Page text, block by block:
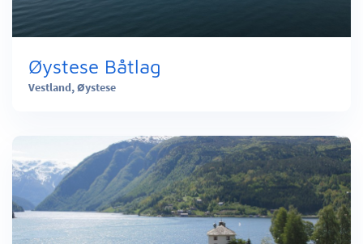
Øystese Båtlag
Vestland,Øystese